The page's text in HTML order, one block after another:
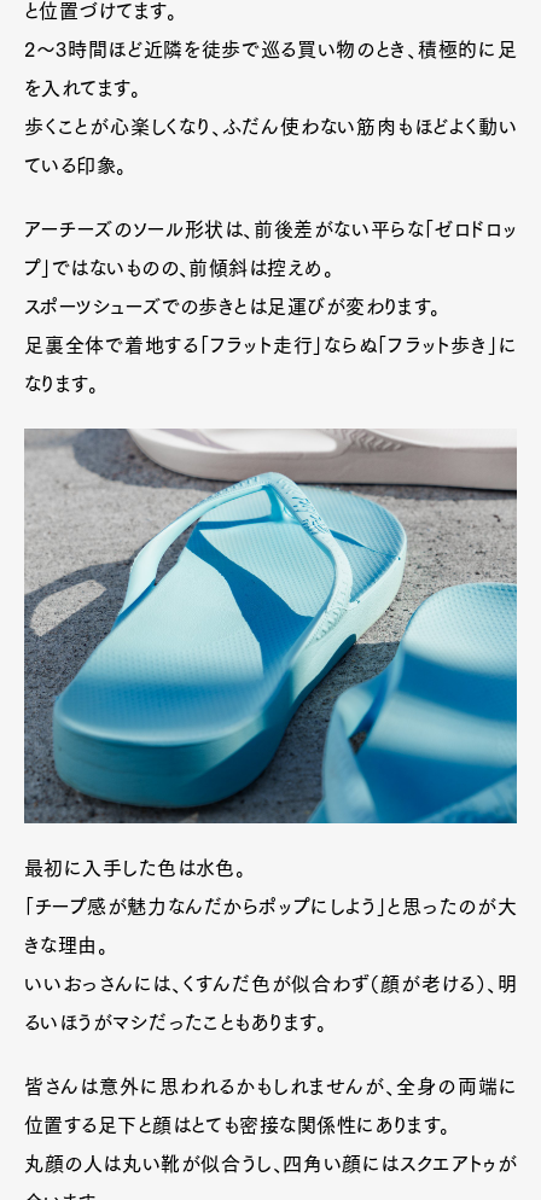
と位置づけてます。
2〜3時間ほど近隣を徒歩で巡る買い物のとき、積極的に足
を入れてます。
歩くことが心楽しくなり、ふだん使わない筋肉もほどよく動い
ている印象。
アーチーズのソール形状は、前後差がない平らな「ゼロドロッ
プ」ではないものの、前傾斜は控えめ。
スポーツシューズでの歩きとは足運びが変わります。
足裏全体で着地する「フラット走行」ならぬ「フラット歩き」に
なります。
最初に入手した色は水色。
「チープ感が魅力なんだからポップにしよう」と思ったのが大
きな理由。
いいおっさんには、くすんだ色が似合わず（顔が老ける）、明
るいほうがマシだったこともあります。
皆さんは意外に思われるかもしれませんが、全身の両端に
位置する足下と顔はとても密接な関係性にあります。
丸顔の人は丸い靴が似合うし、四角い顔にはスクエアトゥが